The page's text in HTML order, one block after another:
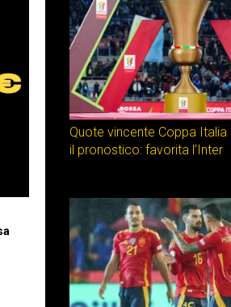
Quote vincente Coppa
il pronostico: favorita l’Inter